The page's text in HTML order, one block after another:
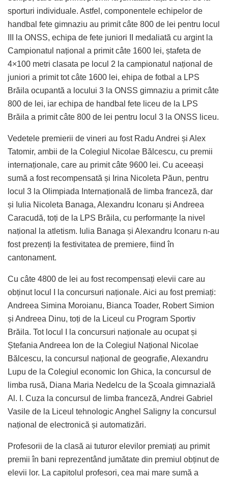
sporturi individuale. Astfel, componentele echipelor de
handbal fete gimnaziu au primit câte 800 de lei pentru locul
III la ONSS, echipa de fete juniori II medaliată cu argint la
Campionatul național a primit câte 1600 lei, ștafeta de
4×100 metri clasata pe locul 2 la campionatul național de
juniori a primit tot câte 1600 lei, ehipa de fotbal a LPS
Brăila ocupantă a locului 3 la ONSS gimnaziu a primit câte
800 de lei, iar echipa de handbal fete liceu de la LPS
Brăila a primit câte 800 de lei pentru locul 3 la ONSS liceu.
Vedetele premierii de vineri au fost Radu Andrei și Alex
Tatomir, ambii de la Colegiul Nicolae Bălcescu, cu premii
internaționale, care au primit câte 9600 lei. Cu aceeași
sumă a fost recompensată și Irina Nicoleta Păun, pentru
locul 3 la Olimpiada Internațională de limba franceză, dar
și Iulia Nicoleta Banaga, Alexandru Iconaru și Andreea
Caracudă, toți de la LPS Brăila, cu performanțe la nivel
național la atletism. Iulia Banaga și Alexandru Iconaru n-au
fost prezenți la festivitatea de premiere, fiind în
cantonament.
Cu câte 4800 de lei au fost recompensați elevii care au
obținut locul I la concursuri naționale. Aici au fost premiați:
Andreea Simina Moroianu, Bianca Toader, Robert Simion
și Andreea Dinu, toți de la Liceul cu Program Sportiv
Brăila. Tot locul I la concursuri naționale au ocupat și
Ștefania Andreea Ion de la Colegiul Național Nicolae
Bălcescu, la concursul național de geografie, Alexandru
Lupu de la Colegiul economic Ion Ghica, la concursul de
limba rusă, Diana Maria Nedelcu de la Școala gimnazială
Al. I. Cuza la concursul de limba franceză, Andrei Gabriel
Vasile de la Liceul tehnologic Anghel Saligny la concursul
național de electronică și automatizări.
Profesorii de la clasă ai tuturor elevilor premiați au primit
premii în bani reprezentând jumătate din premiul obținut de
elevii lor. La capitolul profesori, cea mai mare sumă a